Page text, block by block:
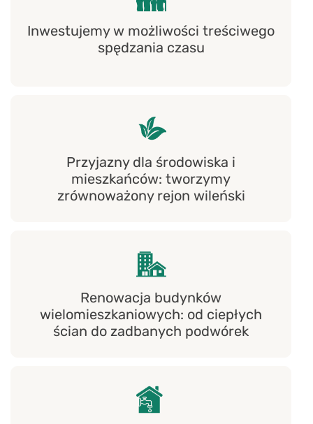
Inwestujemy w możliwości treściwego
spędzania czasu
Przyjazny dla środowiska i
mieszkańców: tworzymy
zrównoważony rejon wileński
Renowacja budynków
wielomieszkaniowych: od ciepłych
ścian do zadbanych podwórek